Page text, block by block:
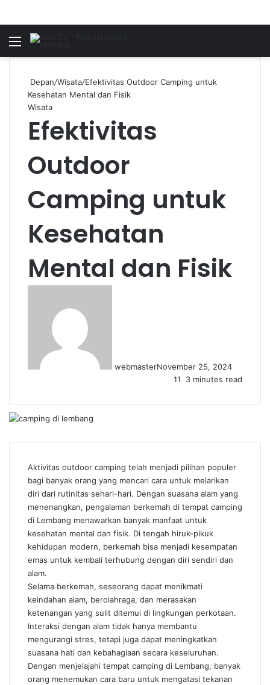
Menu
Depan/Wisata/Efektivitas Outdoor Camping untuk
Kesehatan Mental dan Fisik
Wisata
Efektivitas
Outdoor
Camping untuk
Kesehatan
Mental dan Fisik
webmasterNovember 25, 2024
11
3 minutes read
Aktivitas outdoor camping telah menjadi pilihan populer
bagi banyak orang yang mencari cara untuk melarikan
diri dari rutinitas sehari-hari. Dengan suasana alam yang
menenangkan, pengalaman berkemah di tempat camping
di Lembang menawarkan banyak manfaat untuk
kesehatan mental dan fisik. Di tengah hiruk-pikuk
kehidupan modern, berkemah bisa menjadi kesempatan
emas untuk kembali terhubung dengan diri sendiri dan
alam.
Selama berkemah, seseorang dapat menikmati
keindahan alam, berolahraga, dan merasakan
ketenangan yang sulit ditemui di lingkungan perkotaan.
Interaksi dengan alam tidak hanya membantu
mengurangi stres, tetapi juga dapat meningkatkan
suasana hati dan kebahagiaan secara keseluruhan.
Dengan menjelajahi tempat camping di Lembang, banyak
orang menemukan cara baru untuk mengatasi tekanan